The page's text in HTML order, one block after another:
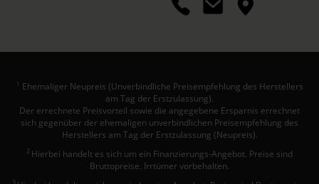
1 Ehemaliger Neupreis (Unverbindliche Preisempfehlung des Herstellers
am Tag der Erstzulassung).
Der errechnete Preisvorteil sowie die angegebene Ersparnis errechnet
sich gegenüber der ehemaligen unverbindlichen Preisempfehlung des
Herstellers am Tag der Erstzulassung (Neupreis).
2 Hierbei handelt es sich um ein Finanzierungs-Angebot. Preise sind
Bruttopreise. Irrtümer vorbehalten.